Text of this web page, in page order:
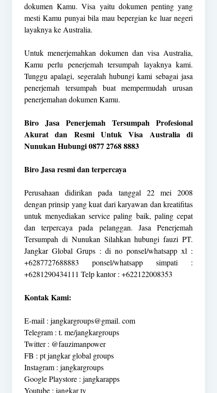
dokumen Kamu. Visa yaitu dokumen penting yang
mesti Kamu punyai bila mau bepergian ke luar negeri
layaknya ke Australia.
Untuk menerjemahkan dokumen dan visa Australia,
Kamu perlu penerjemah tersumpah layaknya kami.
Tunggu apalagi, segeralah hubungi kami sebagai jasa
penerjemah tersumpah buat mempermudah urusan
penerjemahan dokumen Kamu.
Biro Jasa Penerjemah Tersumpah Profesional
Akurat dan Resmi Untuk Visa Australia di
Nunukan Hubungi 0877 2768 8883
Biro Jasa resmi dan terpercaya
Perusahaan didirikan pada tanggal 22 mei 2008
dengan prinsip yang kuat dari karyawan dan kreatifitas
untuk menyediakan service paling baik, paling cepat
dan terpercaya pada pelanggan. Jasa Penerjemah
Tersumpah di Nunukan Silahkan hubungi fauzi PT.
Jangkar Global Grups : di no ponsel/whatsapp xl :
+6287727688883 ponsel/whatsapp simpati :
+6281290434111 Telp kantor : +622122008353
Kontak Kami:
E-mail : jangkargroups@gmail. com
Telegram : t. me/jangkargroups
Twitter : @fauzimanpower
FB : pt jangkar global groups
Instagram : jangkargroups
Google Playstore : jangkarapps
Youtube : jangkar tv